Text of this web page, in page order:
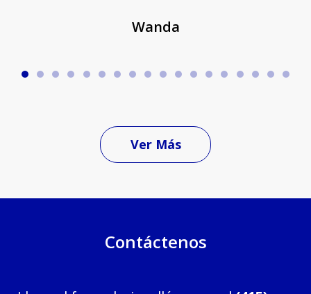
Wanda
Ver Más
Contáctenos